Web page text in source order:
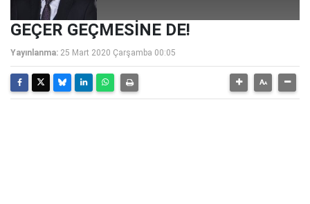
GEÇER GEÇMESİNE DE!
Yayınlanma: 25 Mart 2020 Çarşamba 00:05